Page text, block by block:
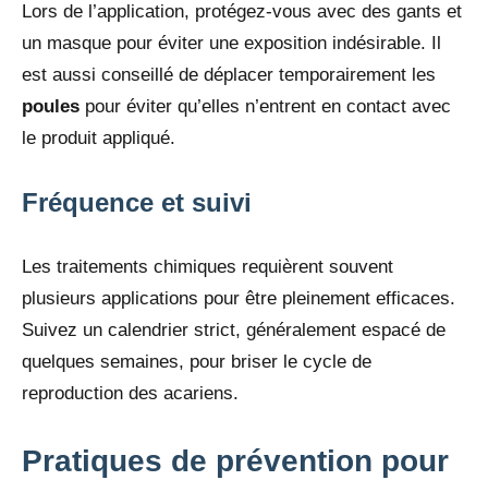
Lors de l’application, protégez-vous avec des gants et
un masque pour éviter une exposition indésirable. Il
est aussi conseillé de déplacer temporairement les
poules pour éviter qu’elles n’entrent en contact avec
le produit appliqué.
Fréquence et suivi
Les traitements chimiques requièrent souvent
plusieurs applications pour être pleinement efficaces.
Suivez un calendrier strict, généralement espacé de
quelques semaines, pour briser le cycle de
reproduction des acariens.
Pratiques de prévention pour